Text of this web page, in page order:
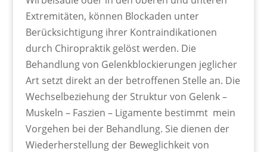
Extremitäten, können Blockaden unter
Berücksichtigung ihrer Kontraindikationen
durch Chiropraktik gelöst werden. Die
Behandlung von Gelenkblockierungen jeglicher
Art setzt direkt an der betroffenen Stelle an. Die
Wechselbeziehung der Struktur von Gelenk –
Muskeln – Faszien – Ligamente bestimmt mein
Vorgehen bei der Behandlung. Sie dienen der
Wiederherstellung der Beweglichkeit von